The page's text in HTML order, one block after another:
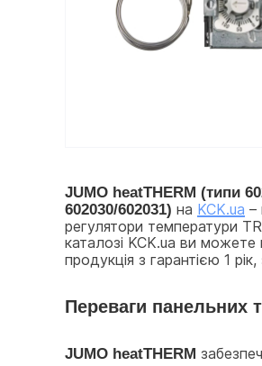
JUMO heatTHERM (типи
602030/602031) на KCK.ua –
регулятори температури
каталозі KCK.ua ви можете
продукція з гарантією 1
Переваги панельних
JUMO heatTHERM